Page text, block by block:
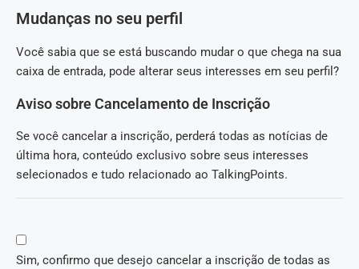
Mudanças no seu perfil
Você sabia que se está buscando mudar o que chega na sua
caixa de entrada, pode alterar seus interesses em seu perfil?
Aviso sobre Cancelamento de Inscrição
Se você cancelar a inscrição, perderá todas as notícias de
última hora, conteúdo exclusivo sobre seus interesses
selecionados e tudo relacionado ao TalkingPoints.
Sim, confirmo que desejo cancelar a inscrição de todas as